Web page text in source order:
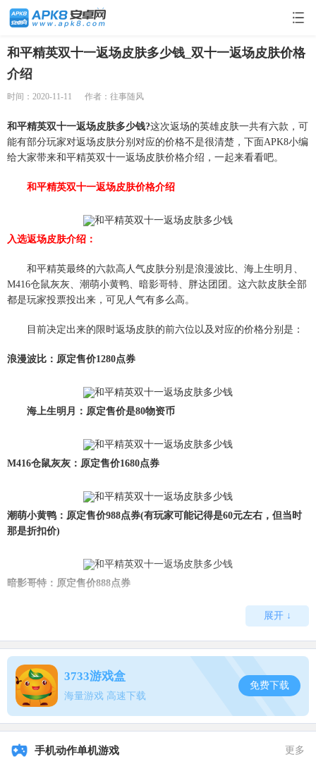
和平精英双十一返场皮肤多少钱_双十一返场皮肤价格
介绍
时间：2020-11-11 作者：往事随风
和平精英双十一返场皮肤多少钱?这次返场的英雄皮肤一共有六款，可
能有部分玩家对返场皮肤分别对应的价格不是很清楚，下面APK8小编
给大家带来和平精英双十一返场皮肤价格介绍，一起来看看吧。
和平精英双十一返场皮肤价格介绍
入选返场皮肤介绍：
和平精英最终的六款高人气皮肤分别是浪漫波比、海上生明月、
M416仓鼠灰灰、潮萌小黄鸭、暗影哥特、胖达团团。这六款皮肤全部
都是玩家投票投出来，可见人气有多么高。
目前决定出来的限时返场皮肤的前六位以及对应的价格分别是：
浪漫波比：原定售价1280点券
海上生明月：原定售价是80物资币
M416仓鼠灰灰：原定售价1680点券
潮萌小黄鸭：原定售价988点券(有玩家可能记得是60元左右，但当时
那是折扣价)
暗影哥特：原定售价888点券
当然，考虑到是双十一的返场销售，所以不一定所有皮肤都是按照原
价来返场的。
同时，在双十一活动期间，应该也会有送折扣券的各种活动，让
玩家能够以更低的消费入手想要的时装。
展开 ↓
3733游戏盒
海量游戏 高速下载
免费下载
手机动作单机游戏 更多